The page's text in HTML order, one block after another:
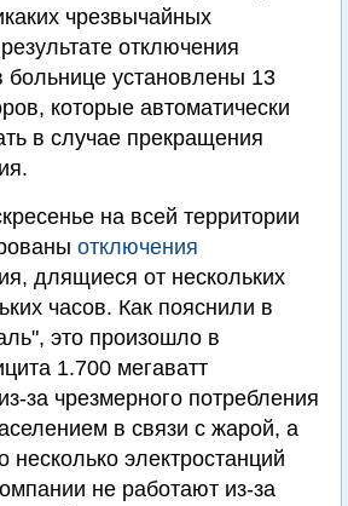
чрезвычайных
отключения
больнице установлены 13
которые автоматически
в случае прекращения
на всей территории
отключения
длящиеся от нескольких
часов. Как пояснили в
это произошло в
1.700 мегаватт
за чрезмерного потребления
в связи с жарой, а
несколько электростанций
не работают из-за